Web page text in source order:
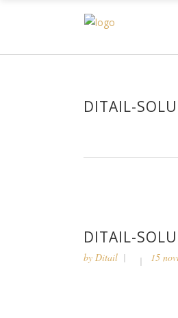
DITAIL-
DITAIL-
by Ditail 15